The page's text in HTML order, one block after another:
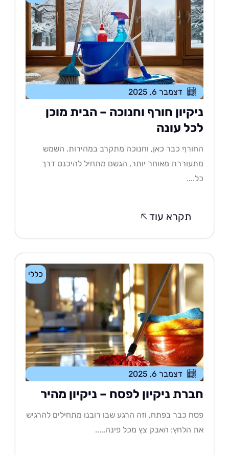
דצמבר 6, 2025
חורף וחנוכה – הבית מוכן
עונה
כבר כאן, וחנוכה מתקרב במהירות. השמש
מאוחר יותר, הגשם מתחיל להיכנס דרך
תקרא עוד
כללי
דצמבר 6, 2025
ניקיון לפסח – ניקיון מהיר
כבר בפתח, וזה הרגע שבו רובנו מתחילים להרגיש
הלחץ: האבק צץ מכל פינה,....